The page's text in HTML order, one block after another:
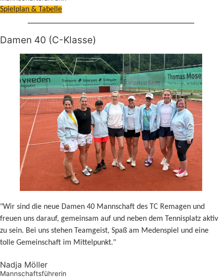
Spielplan & Tabelle
Damen 40 (C-Klasse)
"Wir sind die neue Damen 40 Mannschaft des TC Remagen und
freuen uns darauf, gemeinsam auf und neben dem Tennisplatz aktiv
zu sein. Bei uns stehen Teamgeist, Spaß am Medenspiel und eine
tolle Gemeinschaft im Mittelpunkt."
Nadja Möller
Mannschaftsführerin